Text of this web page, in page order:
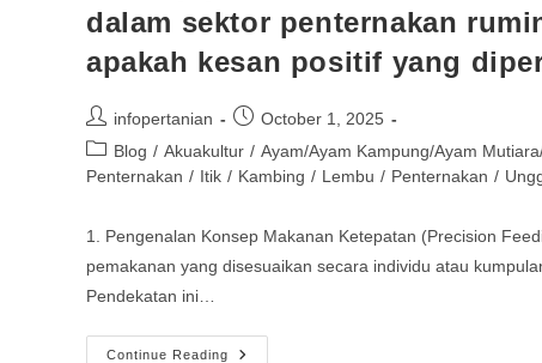
dalam sektor penternakan
apakah kesan positif yang
infopertanian
October 1, 2025
Blog / Akuakultur / Ayam/Ayam Kampung/Ayam
Penternakan / Itik / Kambing / Lembu / Penternakan /
1. Pengenalan Konsep Makanan Ketepatan (Precision
pemakanan yang disesuaikan secara individu atau
Pendekatan ini…
Continue Reading